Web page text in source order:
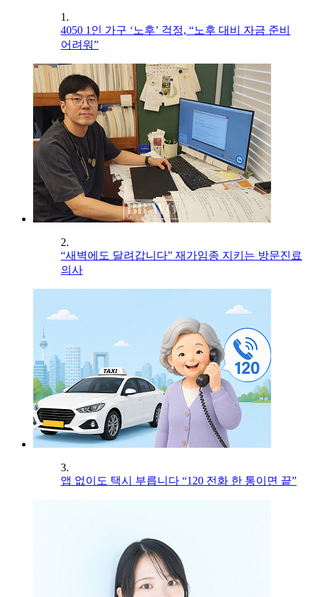
1.
4050 1인 가구 ‘노후’ 걱정, “노후 대비 자금 준비
어려워”
2.
“새벽에도 달려갑니다” 재가임종 지키는 방문진료
의사
3.
앱 없이도 택시 부릅니다 “120 전화 한 통이면 끝”